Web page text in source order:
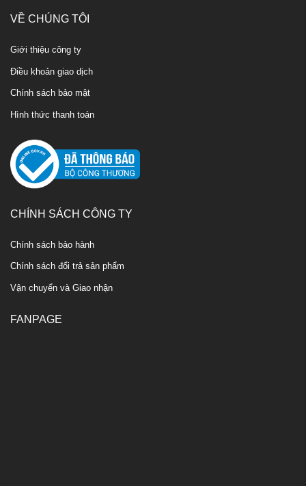
VỀ CHÚNG TÔI
Giới thiệu công ty
Điều khoản giao dịch
Chính sách bảo mật
Hình thức thanh toán
CHÍNH SÁCH CÔNG TY
Chính sách bảo hành
Chính sách đổi trả sản phẩm
Vận chuyển và Giao nhận
FANPAGE